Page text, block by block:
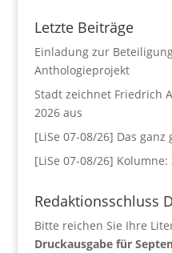
Letzte Beiträge
Einladung zur
Anthologieprojekt
Stadt zeichnet Friedrich
2026 aus
[LiSe 07-08/26] Das ganz
[LiSe 07-08/26]
Redaktionsschluss
Bitte reichen Sie Ihre
Druckausgabe für